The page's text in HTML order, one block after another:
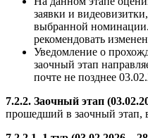
заявки и
выбранной
рекомендовать
Уведомление о
заочный этап
почте не позднее
7.2.2. Заочный этап
прошедший в заочный этап,